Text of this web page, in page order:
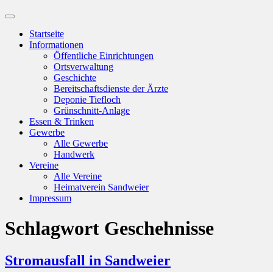
Suchfeld
ein-/ausblenden
Startseite
Informationen
Öffentliche Einrichtungen
Ortsverwaltung
Geschichte
Bereitschaftsdienste der Ärzte
Deponie Tiefloch
Grünschnitt-Anlage
Essen & Trinken
Gewerbe
Alle Gewerbe
Handwerk
Vereine
Alle Vereine
Heimatverein Sandweier
Impressum
Schlagwort Geschehnisse
Stromausfall in Sandweier